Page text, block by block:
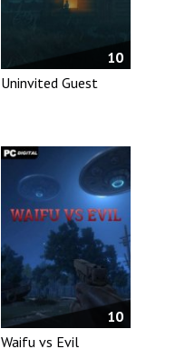
10
Uninvited Guest
10
Waifu vs Evil